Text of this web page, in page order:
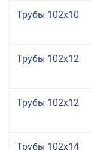
Трубы 102x10
Трубы 102x12
Трубы 102x12
Трубы 102x14